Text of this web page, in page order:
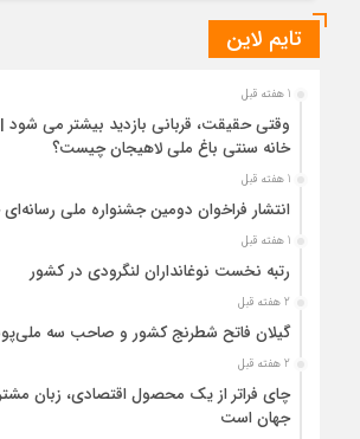
تایم لاین
1 هفته قبل
وقتی حقیقت، قربانی بازدید بیشتر می
خانه سنتی باغ ملی لاهیجان چیست؟
1 هفته قبل
انتشار فراخوان دومین جشنواره ملی
1 هفته قبل
رتبه نخست نوغانداران لنگرودی در کشور
2 هفته قبل
گیلان فاتح شطرنج کشور و صاحب سه
2 هفته قبل
چای فراتر از یک محصول اقتصادی، زبان
جهان است